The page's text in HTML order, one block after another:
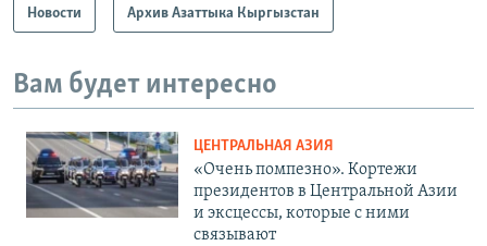
Новости Архив Азаттыка Кыргызстан
Вам будет интересно
ЦЕНТРАЛЬНАЯ АЗИЯ
«Очень помпезно». Кортежи
президентов в Центральной Азии
и эксцессы, которые с ними
связывают